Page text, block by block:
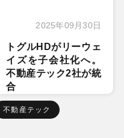
2025年09月30日
トグルHDがリーウェ
イズを子会社化へ。
不動産テック2社が統
合
不動産テック